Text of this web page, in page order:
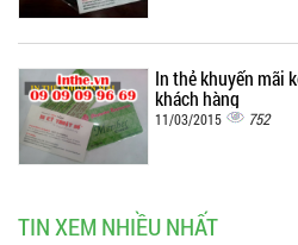
In thẻ khuyến mãi
khách hàng
11/03/2015 752
TIN XEM NHIỀU NHẤT